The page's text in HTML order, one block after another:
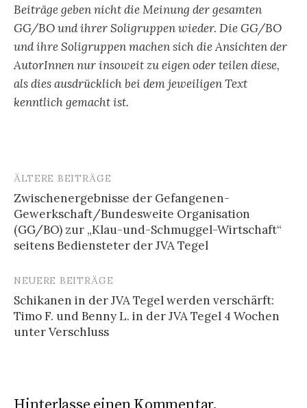
Beiträge geben nicht die Meinung der gesamten
GG/BO und ihrer Soligruppen wieder. Die GG/BO
und ihre Soligruppen machen sich die Ansichten der
AutorInnen nur insoweit zu eigen oder teilen diese,
als dies ausdrücklich bei dem jeweiligen Text
kenntlich gemacht ist.
Beitragsnavigation
ÄLTERE BEITRÄGE
Zwischenergebnisse der Gefangenen-
Gewerkschaft/Bundesweite Organisation
(GG/BO) zur „Klau-und-Schmuggel-Wirtschaft“
seitens Bediensteter der JVA Tegel
NEUERE BEITRÄGE
Schikanen in der JVA Tegel werden verschärft:
Timo F. und Benny L. in der JVA Tegel 4 Wochen
unter Verschluss